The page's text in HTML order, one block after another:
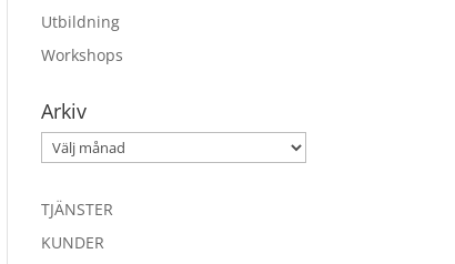
Utbildning
Workshops
Arkiv
Arkiv
TJÄNSTER
KUNDER